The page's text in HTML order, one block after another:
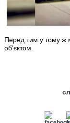
Перед тим у тому ж
об’єктом.